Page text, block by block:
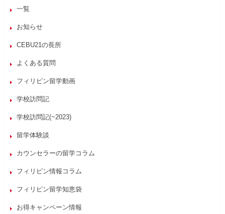
一覧
お知らせ
CEBU21の長所
よくある質問
フィリピン留学動画
学校訪問記
学校訪問記(~2023)
留学体験談
カウンセラーの留学コラム
フィリピン情報コラム
フィリピン留学知恵袋
お得キャンペーン情報